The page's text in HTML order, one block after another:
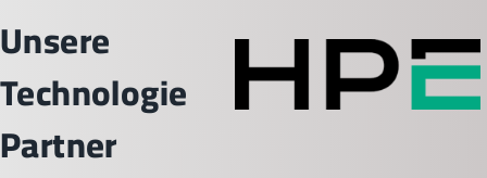
Unsere
Technologie
Partner